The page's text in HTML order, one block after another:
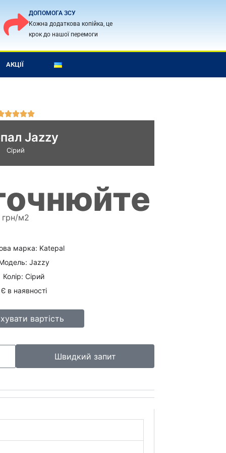
ДОПОМОГА ЗСУ
Кожна додаткова копійка, це
крок до нашої перемоги
АКЦІЇ
О
і
а
5
Jazzy
Сірий
грн/м2
марка: Katepal
Jazzy
Колір: Сірий
Є в наявності
вартість
Швидкий запит